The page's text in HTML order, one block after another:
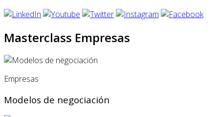
Masterclass Empresas
Empresas
Modelos de negociación